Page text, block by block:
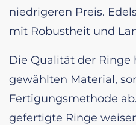
niedrigeren Preis.
mit Robustheit und
Die Qualität der
gewählten Material,
Fertigungsmethode
gefertigte Ringe